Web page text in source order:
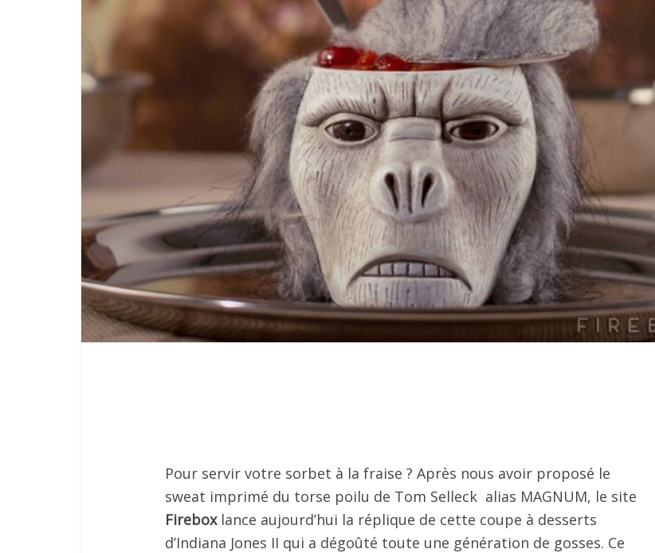
Pour servir votre sorbet à la fraise ? Après nous avoir proposé le
sweat imprimé du torse poilu de Tom Selleck alias MAGNUM, le site
Fireboxlance aujourd’hui la réplique de cette coupe à desserts
d’Indiana Jones II qui a dégoûté toute une génération de gosses. Ce